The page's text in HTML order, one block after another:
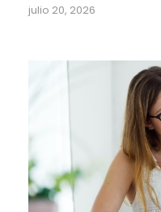
julio 20, 2026